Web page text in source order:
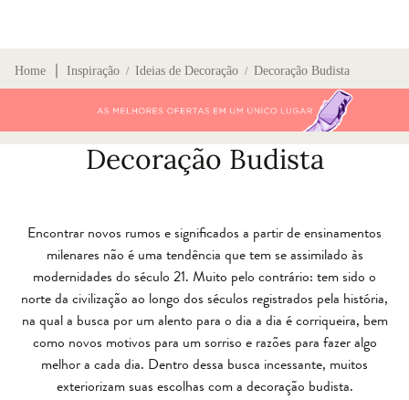
Home Inspiração / Ideias de Decoração / Decoração Budista
Decoração Budista
Encontrar novos rumos e significados a partir de ensinamentos
milenares não é uma tendência que tem se assimilado às
modernidades do século 21. Muito pelo contrário: tem sido o
norte da civilização ao longo dos séculos registrados pela história,
na qual a busca por um alento para o dia a dia é corriqueira, bem
como novos motivos para um sorriso e razões para fazer algo
melhor a cada dia. Dentro dessa busca incessante, muitos
exteriorizam suas escolhas com a decoração budista.